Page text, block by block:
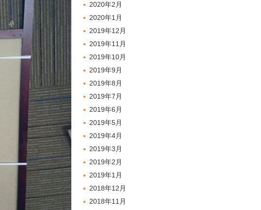
2020年2月
2020年1月
2019年12月
2019年11月
2019年10月
2019年9月
2019年8月
2019年7月
2019年6月
2019年5月
2019年4月
2019年3月
2019年2月
2019年1月
2018年12月
2018年11月